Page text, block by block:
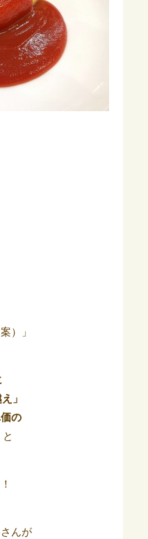
）」
」
の
と
んが